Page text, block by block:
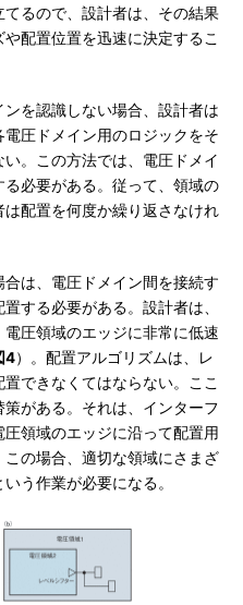
るので、設計者は、その結果
配置位置を迅速に決定するこ
を認識しない場合、設計者は
圧ドメイン用のロジックをそ
。この方法では、電圧ドメイ
必要がある。従って、領域の
配置を何度か繰り返さなけれ
は、電圧ドメイン間を接続す
する必要がある。設計者は、
圧領域のエッジに非常に低速
4）。配置アルゴリズムは、レ
できなくてはならない。ここ
がある。それは、インターフ
領域のエッジに沿って配置用
の場合、適切な領域にさまざ
う作業が必要になる。